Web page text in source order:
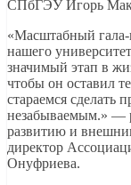
СПбГЭУ Игорь
«Масштабный
нашего
значимый этап в
чтобы он оставил
стараемся сделать
незабываемым.» —
развитию и
директор
Онуфриева.